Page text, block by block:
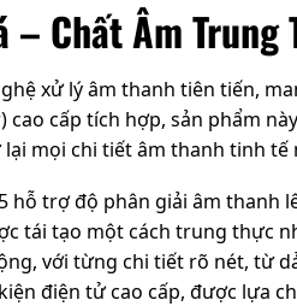
– Chất Âm Trung
xử lý âm thanh tiên tiến,
cao cấp tích hợp, sản phẩm
mọi chi tiết âm thanh tinh tế
hỗ trợ độ phân giải âm
tái tạo một cách trung thực
với từng chi tiết rõ nét, từ
điện tử cao cấp, được lựa